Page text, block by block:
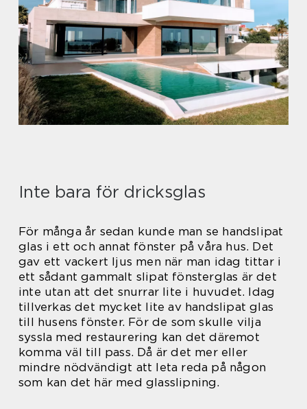
Inte bara för dricksglas
För många år sedan kunde man se handslipat
glas i ett och annat fönster på våra hus. Det
gav ett vackert ljus men när man idag tittar i
ett sådant gammalt slipat fönsterglas är det
inte utan att det snurrar lite i huvudet. Idag
tillverkas det mycket lite av handslipat glas
till husens fönster. För de som skulle vilja
syssla med restaurering kan det däremot
komma väl till pass. Då är det mer eller
mindre nödvändigt att leta reda på någon
som kan det här med glasslipning.